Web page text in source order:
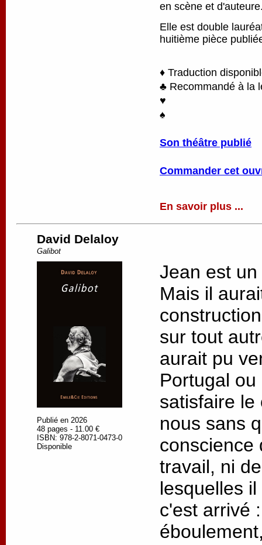
en scène et
Elle est double
huitième pièce
♦ Traduction
♣ Recommandé à la
♥
♠
Son théâtre publié
Commander cet
En savoir plus ...
David Delaloy
Galibot
Publié en 2026
48 pages - 11.00 €
ISBN: 978-2-8071-0473-0
Disponible
Jean est
Mais il
sur tout
aurait pu
Portugal
satisfaire le
nous sans
conscience
travail, ni
lesquelles
c'est arrivé